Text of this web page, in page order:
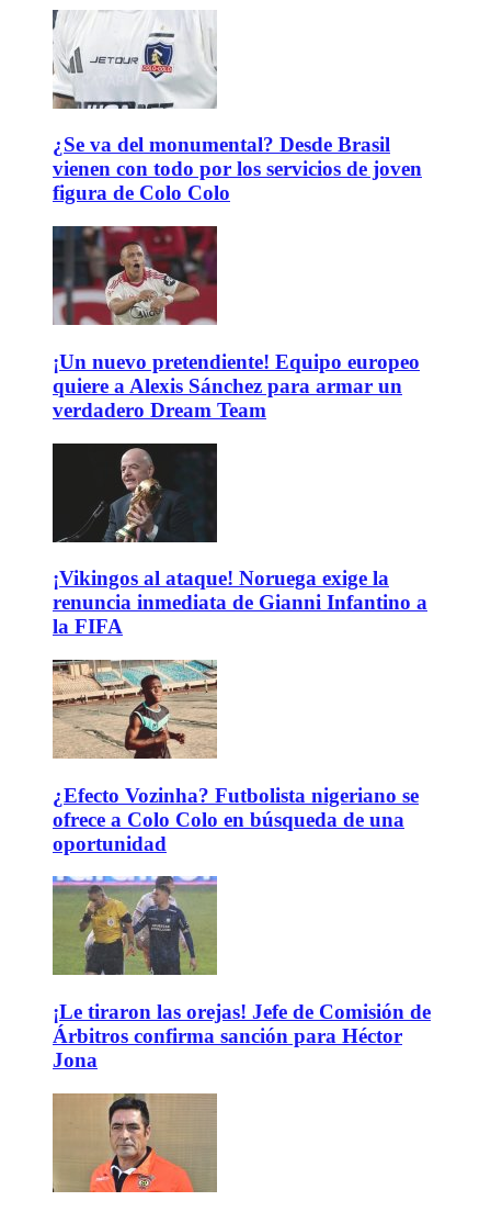
¿Se va del monumental? Desde Brasil
vienen con todo por los servicios de joven
figura de Colo Colo
¡Un nuevo pretendiente! Equipo europeo
quiere a Alexis Sánchez para armar un
verdadero Dream Team
¡Vikingos al ataque! Noruega exige la
renuncia inmediata de Gianni Infantino a
la FIFA
¿Efecto Vozinha? Futbolista nigeriano se
ofrece a Colo Colo en búsqueda de una
oportunidad
¡Le tiraron las orejas! Jefe de Comisión de
Árbitros confirma sanción para Héctor
Jona